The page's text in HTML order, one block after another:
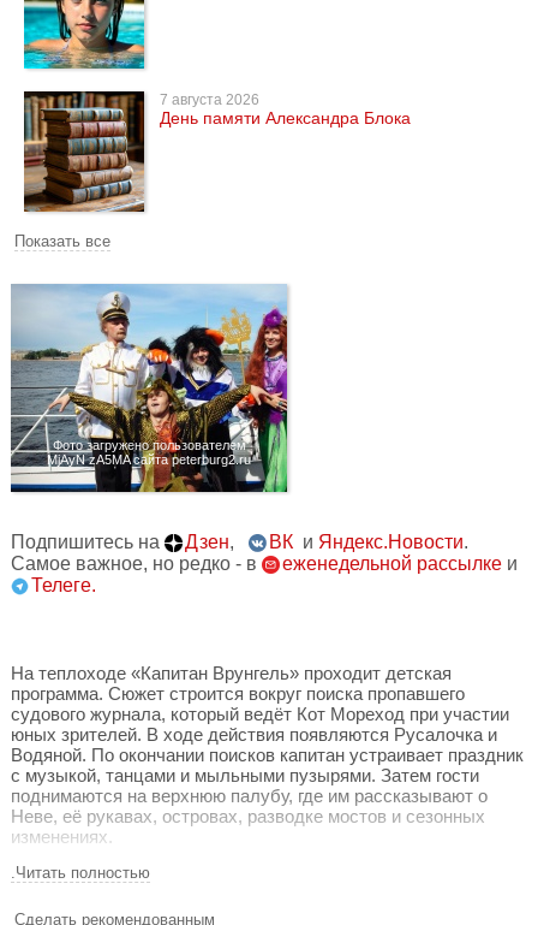
7 августа 2026
День памяти Александра Блока
Показать все
Фото загружено пользователем
MjAyN zA5MA сайта peterburg2.ru
Подпишитесь на Дзен, ВК и Яндекс.Новости.
Самое важное, но редко - в
еженедельной рассылке и
Телеге.
На теплоходе «Капитан Врунгель» проходит детская
программа. Сюжет строится вокруг поиска пропавшего
судового журнала, который ведёт Кот Мореход при участии
юных зрителей. В ходе действия появляются Русалочка и
Водяной. По окончании поисков капитан устраивает праздник
с музыкой, танцами и мыльными пузырями. Затем гости
поднимаются на верхнюю палубу, где им рассказывают о
Неве, её рукавах, островах, разводке мостов и сезонных
изменениях.
За 30 минут до отправления, которое происходит от
персонажи, проводят игровую экскурсию и приглашают на
.Читать полностью
Сделать рекомендованным